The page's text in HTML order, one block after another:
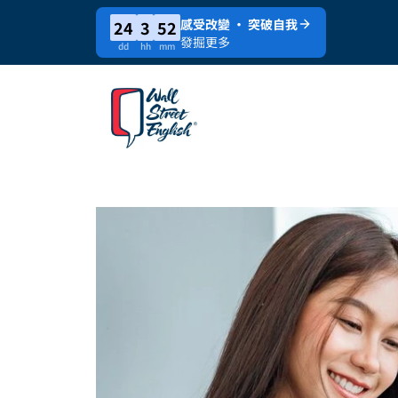
24
dd
3
hh
52
mm
感受改變 · 突破自我
發掘更多